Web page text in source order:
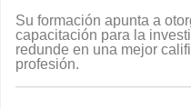
Su formación apunta a
capacitación para la
redunde en una mejor
profesión.